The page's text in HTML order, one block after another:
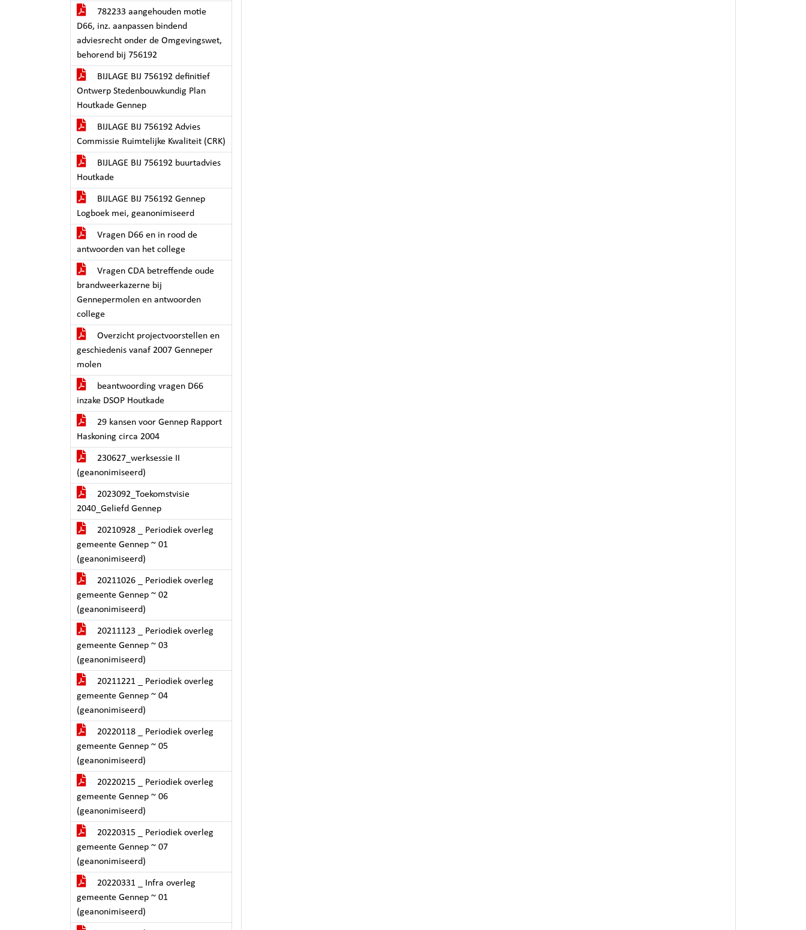
782233 aangehouden motie
D66, inz. aanpassen bindend
adviesrecht onder de Omgevingswet,
behorend bij 756192
BIJLAGE BIJ 756192 definitief
Ontwerp Stedenbouwkundig Plan
Houtkade Gennep
BIJLAGE BIJ 756192 Advies
Commissie Ruimtelijke Kwaliteit (CRK)
BIJLAGE BIJ 756192 buurtadvies
Houtkade
BIJLAGE BIJ 756192 Gennep
Logboek mei, geanonimiseerd
Vragen D66 en in rood de
antwoorden van het college
Vragen CDA betreffende oude
brandweerkazerne bij
Gennepermolen en antwoorden
college
Overzicht projectvoorstellen en
geschiedenis vanaf 2007 Genneper
molen
beantwoording vragen D66
inzake DSOP Houtkade
29 kansen voor Gennep Rapport
Haskoning circa 2004
230627_werksessie II
(geanonimiseerd)
2023092_Toekomstvisie
2040_Geliefd Gennep
20210928 _ Periodiek overleg
gemeente Gennep ~ 01
(geanonimiseerd)
20211026 _ Periodiek overleg
gemeente Gennep ~ 02
(geanonimiseerd)
20211123 _ Periodiek overleg
gemeente Gennep ~ 03
(geanonimiseerd)
20211221 _ Periodiek overleg
gemeente Gennep ~ 04
(geanonimiseerd)
20220118 _ Periodiek overleg
gemeente Gennep ~ 05
(geanonimiseerd)
20220215 _ Periodiek overleg
gemeente Gennep ~ 06
(geanonimiseerd)
20220315 _ Periodiek overleg
gemeente Gennep ~ 07
(geanonimiseerd)
20220331 _ Infra overleg
gemeente Gennep ~ 01
(geanonimiseerd)